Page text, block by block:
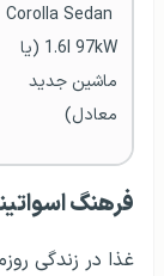
Corolla Sedan
معادل)
فرهنگ
غذا در زندگی